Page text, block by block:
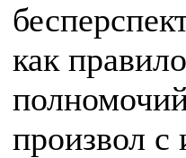
как
произвол